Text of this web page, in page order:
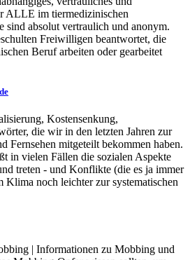
ALLE im tiermedizinischen
sind absolut vertraulich und anonym.
Freiwilligen beantwortet, die
Beruf arbeiten oder gearbeitet
Kostensenkung,
die wir in den letzten Jahren zur
Fernsehen mitgeteilt bekommen haben.
in vielen Fällen die sozialen Aspekte
treten - und Konflikte (die es ja immer
Klima noch leichter zur systematischen
| Informationen zu Mobbing und